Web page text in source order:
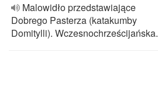
Malowidło przedstawiające
Dobrego Pasterza (katakumby
Domitylli). Wczesnochrześcijańska.